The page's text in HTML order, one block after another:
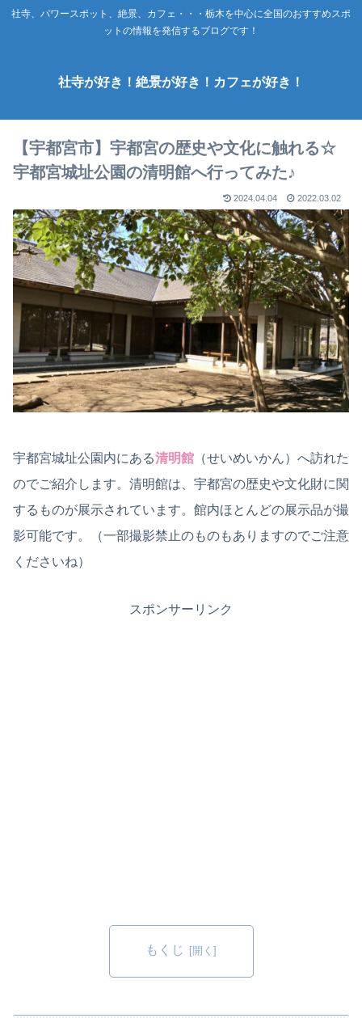
社寺、パワースポット、絶景、カフェ・・・栃木を中心に全国のおすすめスポ
ットの情報を発信するブログです！
社寺が好き！絶景が好き！カフェが好き！
【宇都宮市】宇都宮の歴史や文化に触れる☆
宇都宮城址公園の清明館へ行ってみた♪
2024.04.04 2022.03.02
宇都宮城址公園内にある清明館 （せいめいかん）へ訪れた
のでご紹介します。清明館は、宇都宮の歴史や文化財に関
するものが展示されています。館内ほとんどの展示品が撮
影可能です。（一部撮影禁止のものもありますのでご注意
くださいね）
スポンサーリンク
もくじ